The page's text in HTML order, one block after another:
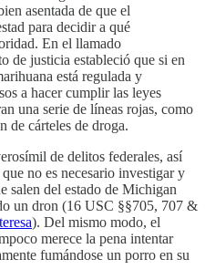
asentada de que el
para decidir a qué
En el llamado
de justicia estableció que si en
está regulada y
a hacer cumplir las leyes
una serie de líneas rojas, como
de cárteles de droga.
de delitos federales, así
no es necesario investigar y
salen del estado de Michigan
un dron (16 USC §§705, 707 &
). Del mismo modo, el
merece la pena intentar
fumándose un porro en su